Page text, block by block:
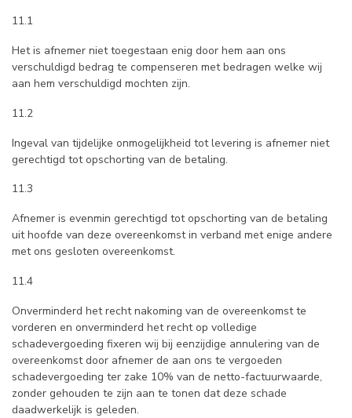
11.1
Het is afnemer niet toegestaan enig door hem aan ons
verschuldigd bedrag te compenseren met bedragen welke wij
aan hem verschuldigd mochten zijn.
11.2
Ingeval van tijdelijke onmogelijkheid tot levering is afnemer niet
gerechtigd tot opschorting van de betaling.
11.3
Afnemer is evenmin gerechtigd tot opschorting van de betaling
uit hoofde van deze overeenkomst in verband met enige andere
met ons gesloten overeenkomst.
11.4
Onverminderd het recht nakoming van de overeenkomst te
vorderen en onverminderd het recht op volledige
schadevergoeding fixeren wij bij eenzijdige annulering van de
overeenkomst door afnemer de aan ons te vergoeden
schadevergoeding ter zake 10% van de netto-factuurwaarde,
zonder gehouden te zijn aan te tonen dat deze schade
daadwerkelijk is geleden.